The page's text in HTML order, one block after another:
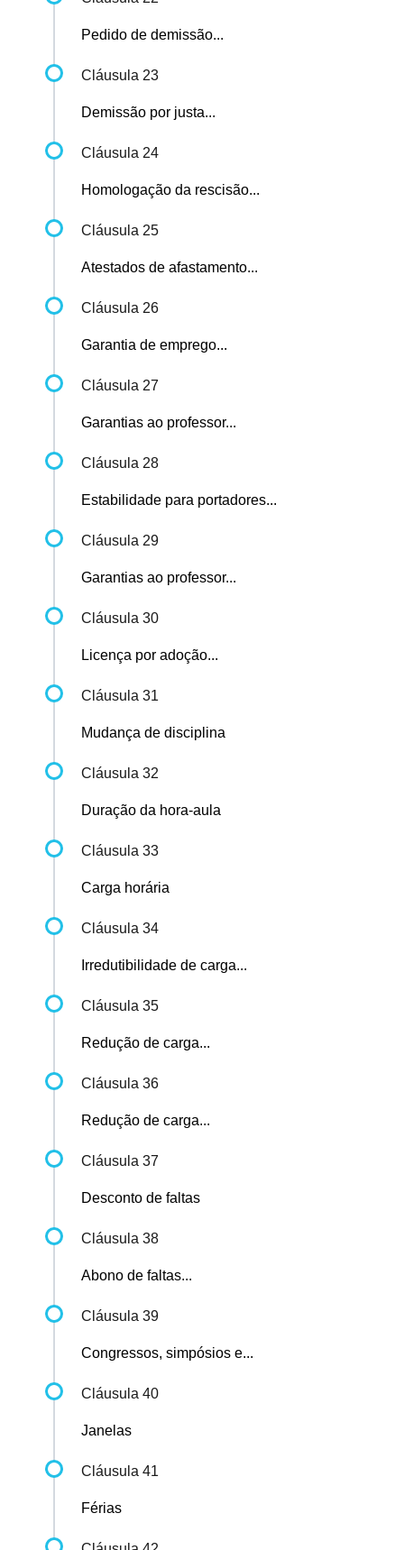
Pedido de demissão...
Cláusula 23
Demissão por justa...
Cláusula 24
Homologação da rescisão...
Cláusula 25
Atestados de afastamento...
Cláusula 26
Garantia de emprego...
Cláusula 27
Garantias ao professor...
Cláusula 28
Estabilidade para portadores...
Cláusula 29
Garantias ao professor...
Cláusula 30
Licença por adoção...
Cláusula 31
Mudança de disciplina
Cláusula 32
Duração da hora-aula
Cláusula 33
Carga horária
Cláusula 34
Irredutibilidade de carga...
Cláusula 35
Redução de carga...
Cláusula 36
Redução de carga...
Cláusula 37
Desconto de faltas
Cláusula 38
Abono de faltas...
Cláusula 39
Congressos, simpósios e...
Cláusula 40
Janelas
Cláusula 41
Férias